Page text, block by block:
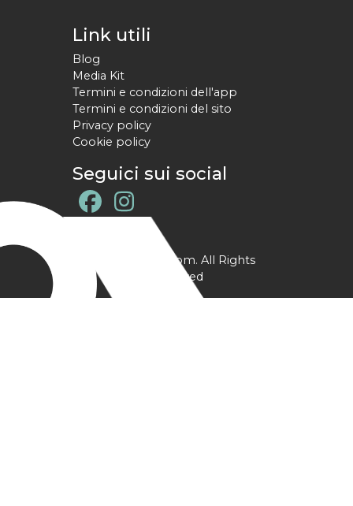
Link utili
Blog
Media Kit
Termini e condizioni dell'app
Termini e condizioni del sito
Privacy policy
Cookie policy
Seguici sui social
@ YPtrainer.com. All Rights
Reserved